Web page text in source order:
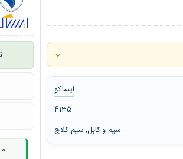
⌄
ایساکو
4135
سیم و کابل,سیم کلاچ
0